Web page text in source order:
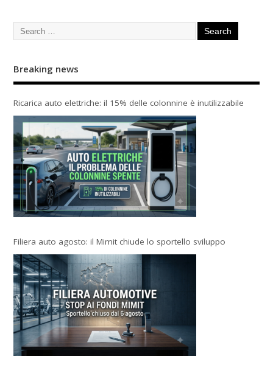
Breaking news
Ricarica auto elettriche: il 15% delle colonnine è inutilizzabile
Filiera auto agosto: il Mimit chiude lo sportello sviluppo